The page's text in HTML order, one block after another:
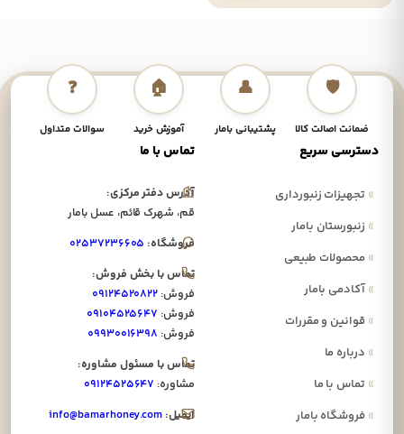
🛡️
ضمانت اصالت کالا
👤
پشتیبانی بامار
🏠
آموزش خرید
❓
سوالات متداول
دسترسی سریع
»تجهیزات زنبورداری
»زنبورستان بامار
»محصولات طبیعی
»آکادمی بامار
»قوانین و مقررات
»درباره ما
»تماس با ما
»فروشگاه بامار
تماس با ما
آدرس دفتر مرکزی:
قم، شهرک قائم، عسل بامار
فروشگاه: ۰۲۵۳۷۲۳۶۶۰۵
تماس با بخش فروش:
فروش: ۰۹۱۲۴۵۲۰۸۲۲
فروش: ۰۹۱۰۴۵۲۵۶۴۷
فروش: ۰۹۹۳۰۰۱۶۳۹۸
تماس با مسئول مشاوره:
مشاوره: ۰۹۱۲۴۵۲۵۶۴۷
ایمیل: info@bamarhoney.com